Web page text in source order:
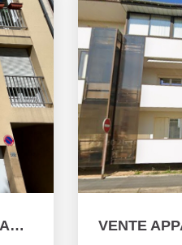
VENTE APPARTEMENT F4 AVEC GARAGE ET PARKING PRIVATIF !!!...